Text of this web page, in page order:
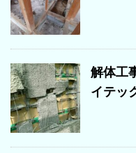
解体工
イテッ